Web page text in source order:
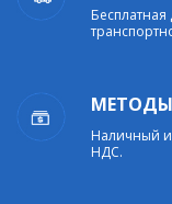
Наличный и
НДС.